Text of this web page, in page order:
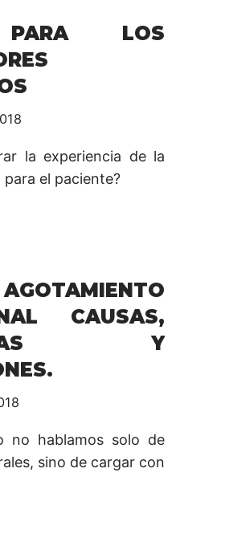
LOS
la experiencia de la
el paciente?
CAUSAS,
Y
no hablamos solo de
sino de cargar con